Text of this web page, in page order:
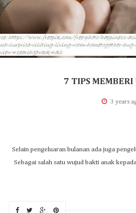
7 TIPS
3 years
Selain pengeluaran bulanan ada juga
Sebagai salah satu wujud bakti anak